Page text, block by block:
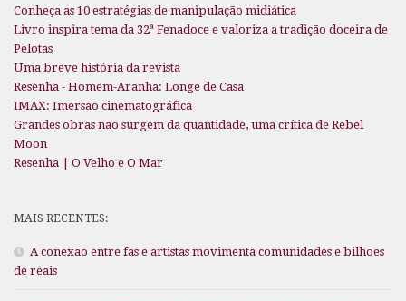
Conheça as 10 estratégias de manipulação midiática
Livro inspira tema da 32ª Fenadoce e valoriza a tradição doceira de
Pelotas
Uma breve história da revista
Resenha - Homem-Aranha: Longe de Casa
IMAX: Imersão cinematográfica
Grandes obras não surgem da quantidade, uma crítica de Rebel
Moon
Resenha | O Velho e O Mar
MAIS RECENTES:
A conexão entre fãs e artistas movimenta comunidades e bilhões
de reais